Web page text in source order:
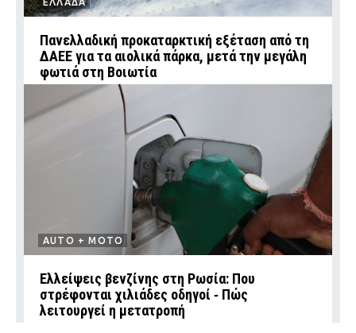
ΕΛΛΑΔΑ
Πανελλαδική προκαταρκτική εξέταση από τη
ΔΑΕΕ για τα αιολικά πάρκα, μετά την μεγάλη
φωτιά στη Βοιωτία
AUTO + MOTO
Ελλείψεις βενζίνης στη Ρωσία: Που
στρέφονται χιλιάδες οδηγοί ‑ Πώς
λειτουργεί η μετατροπή